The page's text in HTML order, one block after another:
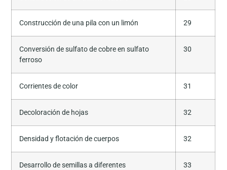
Construcción de una pila con un limón 29
Conversión de sulfato de cobre en sulfato
ferroso
30
Corrientes de color 31
Decoloración de hojas 32
Densidad y flotación de cuerpos 32
Desarrollo de semillas a diferentes
33